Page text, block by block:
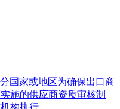
国家或地区为确保出口商
施的供应商资质审核制